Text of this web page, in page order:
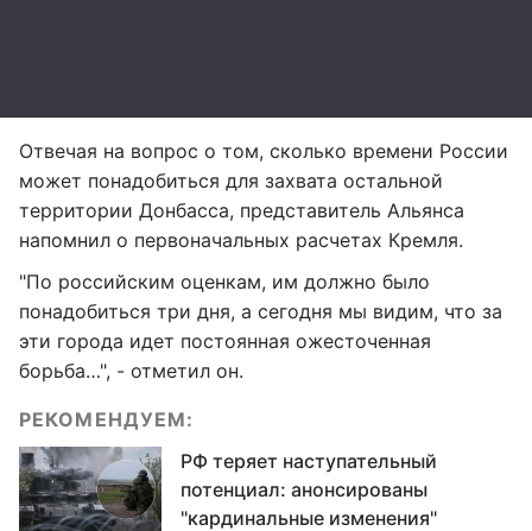
Отвечая на вопрос о том, сколько времени России
может понадобиться для захвата остальной
территории Донбасса, представитель Альянса
напомнил о первоначальных расчетах Кремля.
"По российским оценкам, им должно было
понадобиться три дня, а сегодня мы видим, что за
эти города идет постоянная ожесточенная
борьба…", - отметил он.
РЕКОМЕНДУЕМ:
РФ теряет наступательный
потенциал: анонсированы
"кардинальные изменения"